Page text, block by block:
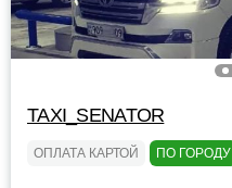
TAXI_SENATOR
ОПЛАТА КАРТОЙ ПО ГОРОДУ